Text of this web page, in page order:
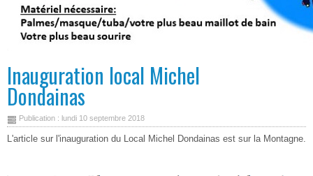
Inauguration local Michel
Dondainas
Publication : lundi 10 septembre 2018
L'article sur l'inauguration du Local Michel Dondainas est sur la Montagne.